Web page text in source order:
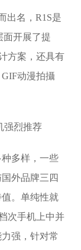
出名，R1S是
面开展了提
方案，还具有
动漫拍攝
多样，一些
外品牌三四
。单纯性就
次手机上中并
强，针对常